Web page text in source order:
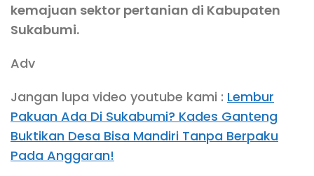
kemajuan sektor pertanian di Kabupaten
Sukabumi.
Adv
Jangan lupa video youtube kami : Lembur
Pakuan Ada Di Sukabumi? Kades Ganteng
Buktikan Desa Bisa Mandiri Tanpa Berpaku
Pada Anggaran!